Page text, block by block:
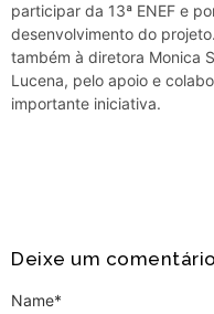
participar da 13ª ENEF e
desenvolvimento do
também à diretora Monica
Lucena, pelo apoio e
importante iniciativa.
Deixe um comentário
Name*